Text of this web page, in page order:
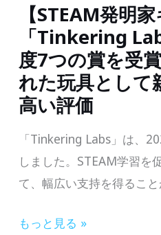
【STEAM発明
「Tinkering
度7つの賞を受
れた玩具として
高い評価
「Tinkering Labs」は、
しました。STEAM学習を
て、幅広い支持を得ること
【STEAM
もっと見る »